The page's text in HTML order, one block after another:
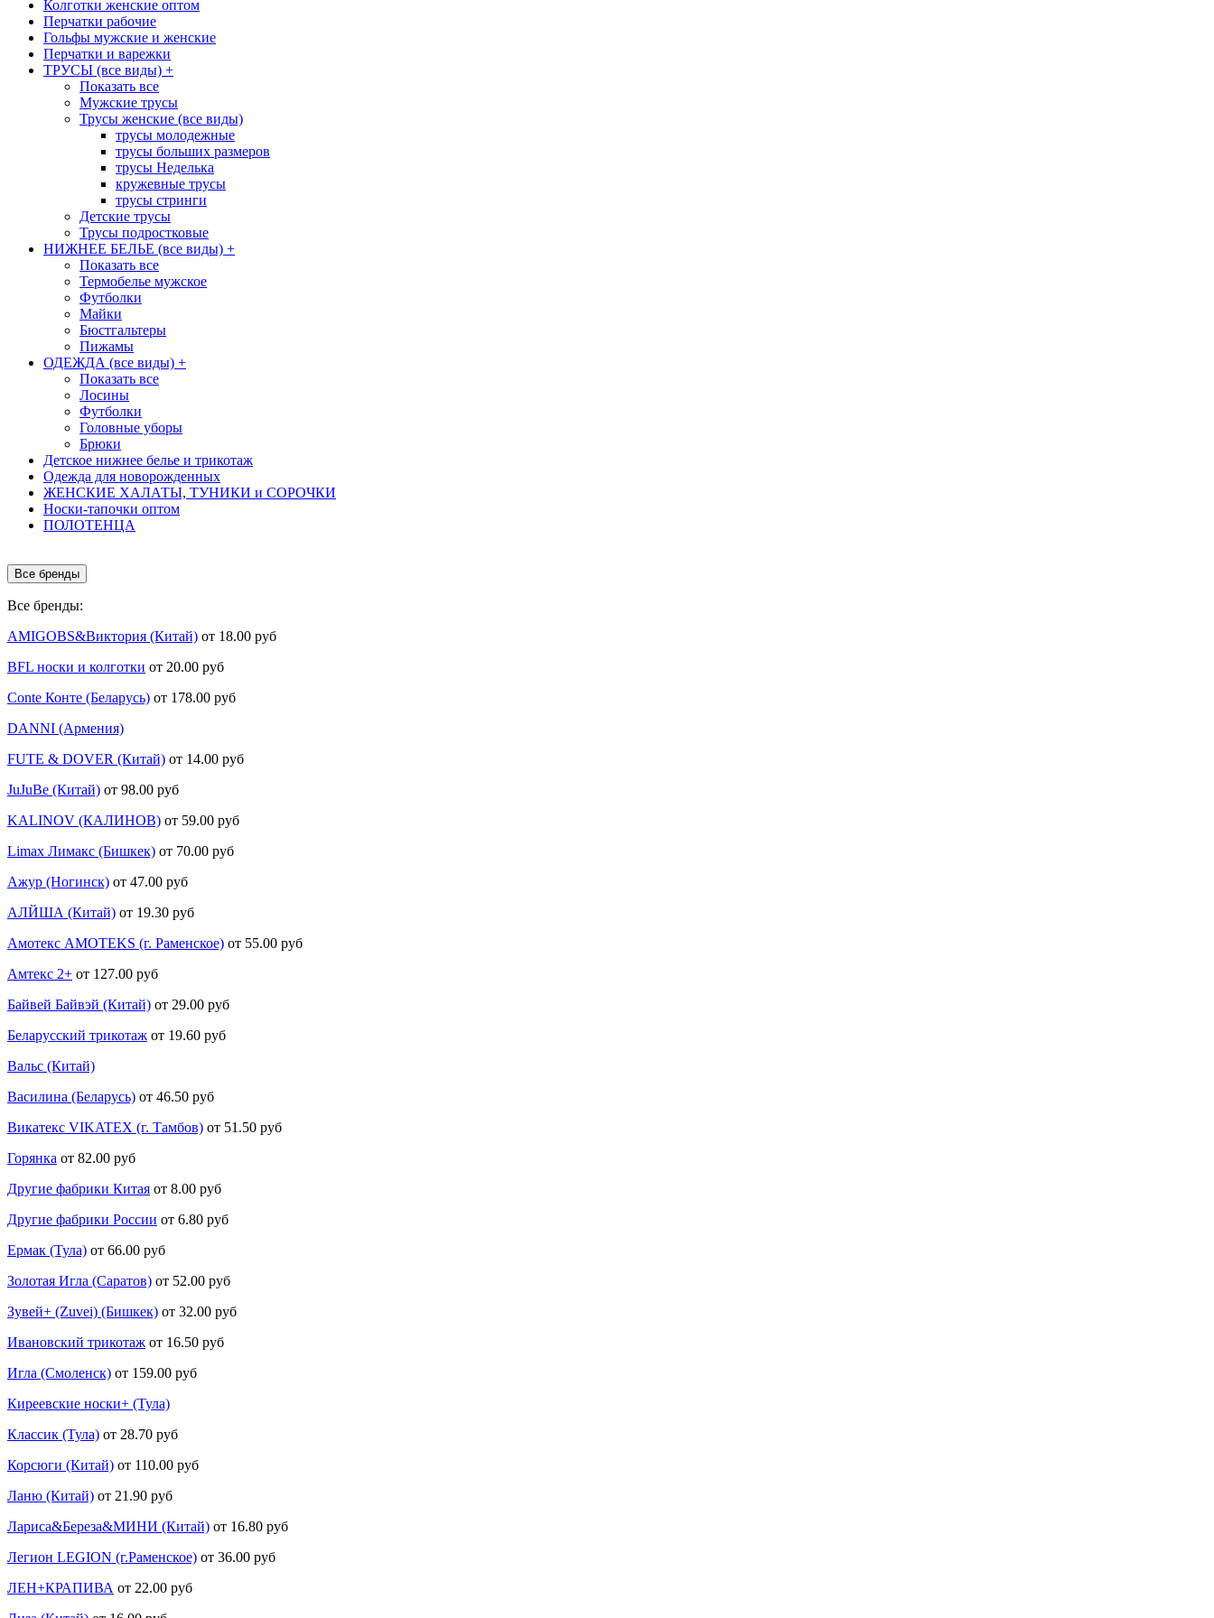
Колготки женские оптом
Перчатки рабочие
Гольфы мужские и женские
Перчатки и варежки
ТРУСЫ (все виды) +
Показать все
Мужские трусы
Трусы женские (все виды)
трусы молодежные
трусы больших размеров
трусы Неделька
кружевные трусы
трусы стринги
Детские трусы
Трусы подростковые
НИЖНЕЕ БЕЛЬЕ (все виды) +
Показать все
Термобелье мужское
Футболки
Майки
Бюстгальтеры
Пижамы
ОДЕЖДА (все виды) +
Показать все
Лосины
Футболки
Головные уборы
Брюки
Детское нижнее белье и трикотаж
Одежда для новорожденных
ЖЕНСКИЕ ХАЛАТЫ, ТУНИКИ и СОРОЧКИ
Носки-тапочки оптом
ПОЛОТЕНЦА
Все бренды
Все бренды:
AMIGOBS&Виктория (Китай) от 18.00 руб
BFL носки и колготки от 20.00 руб
Conte Конте (Беларусь) от 178.00 руб
DANNI (Армения)
FUTE & DOVER (Китай) от 14.00 руб
JuJuBe (Китай) от 98.00 руб
KALINOV (КАЛИНОВ) от 59.00 руб
Limax Лимакс (Бишкек) от 70.00 руб
Ажур (Ногинск) от 47.00 руб
АЛЙША (Китай) от 19.30 руб
Амотекс AMOTEKS (г. Раменское) от 55.00 руб
Амтекс 2+ от 127.00 руб
Байвей Байвэй (Китай) от 29.00 руб
Беларусский трикотаж от 19.60 руб
Вальс (Китай)
Василина (Беларусь) от 46.50 руб
Викатекс VIKATEX (г. Тамбов) от 51.50 руб
Горянка от 82.00 руб
Другие фабрики Китая от 8.00 руб
Другие фабрики России от 6.80 руб
Ермак (Тула) от 66.00 руб
Золотая Игла (Саратов) от 52.00 руб
Зувей+ (Zuvei) (Бишкек) от 32.00 руб
Ивановский трикотаж от 16.50 руб
Игла (Смоленск) от 159.00 руб
Киреевские носки+ (Тула)
Классик (Тула) от 28.70 руб
Корсюги (Китай) от 110.00 руб
Ланю (Китай) от 21.90 руб
Лариса&Береза&МИНИ (Китай) от 16.80 руб
Легион LEGION (г.Раменское) от 36.00 руб
ЛЕН+КРАПИВА от 22.00 руб